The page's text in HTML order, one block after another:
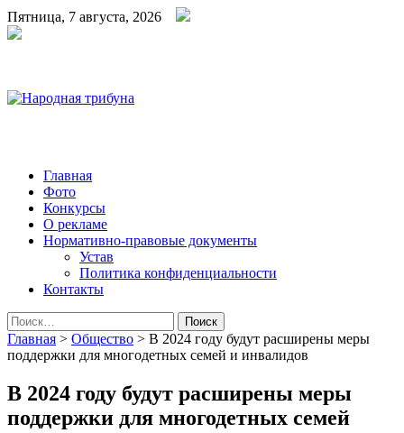
Пятница, 7 августа, 2026
Народная трибуна
Калининская районная газета
Главная
Фото
Конкурсы
О рекламе
Нормативно-правовые документы
Устав
Политика конфиденциальности
Контакты
Найти:
Главная > Общество > В 2024 году будут расширены меры
поддержки для многодетных семей и инвалидов
В 2024 году будут расширены меры
поддержки для многодетных семей